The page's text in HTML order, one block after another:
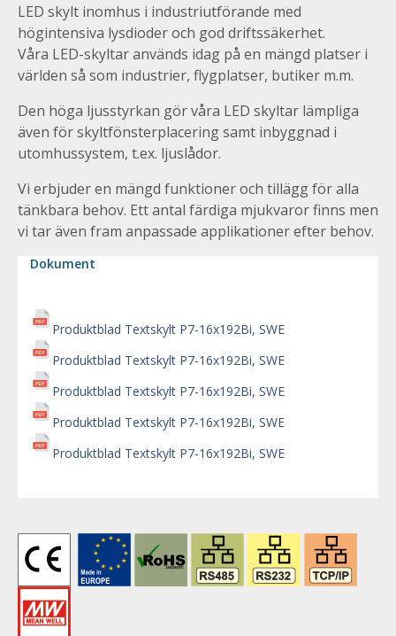
LED skylt inomhus i industriutförande med
högintensiva lysdioder och god driftssäkerhet.
Våra LED-skyltar används idag på en mängd platser i
världen så som industrier, flygplatser, butiker m.m.
Den höga ljusstyrkan gör våra LED skyltar lämpliga
även för skyltfönsterplacering samt inbyggnad i
utomhussystem, t.ex. ljuslådor.
Vi erbjuder en mängd funktioner och tillägg för alla
tänkbara behov. Ett antal färdiga mjukvaror finns men
vi tar även fram anpassade applikationer efter behov.
Dokument
Produktblad Textskylt P7-16x192Bi, SWE
Produktblad Textskylt P7-16x192Bi, SWE
Produktblad Textskylt P7-16x192Bi, SWE
Produktblad Textskylt P7-16x192Bi, SWE
Produktblad Textskylt P7-16x192Bi, SWE